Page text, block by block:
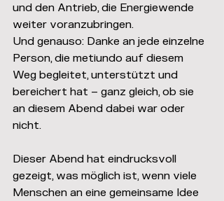
und den Antrieb, die Energiewende
weiter voranzubringen.
Und genauso: Danke an jede einzelne
Person, die metiundo auf diesem
Weg begleitet, unterstützt und
bereichert hat – ganz gleich, ob sie
an diesem Abend dabei war oder
nicht.
Dieser Abend hat eindrucksvoll
gezeigt, was möglich ist, wenn viele
Menschen an eine gemeinsame Idee